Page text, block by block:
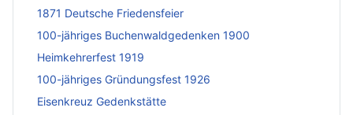
1871 Deutsche Friedensfeier
100-jähriges Buchenwaldgedenken 1900
Heimkehrerfest 1919
100-jähriges Gründungsfest 1926
Eisenkreuz Gedenkstätte